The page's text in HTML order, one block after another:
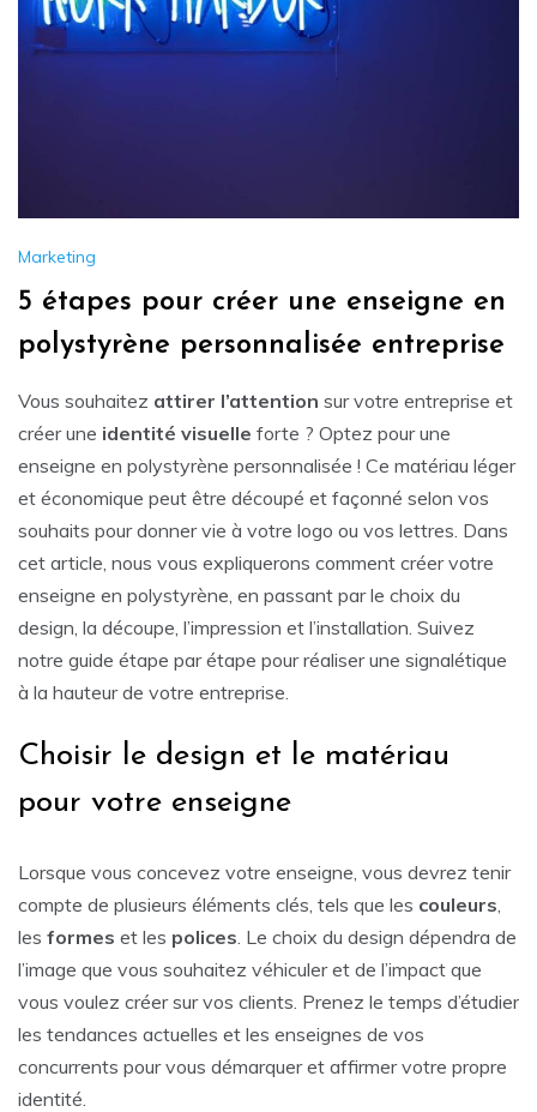
Marketing
5 étapes pour créer une enseigne en
polystyrène personnalisée entreprise
Vous souhaitez attirer l’attention sur votre entreprise et
créer une identité visuelle forte ? Optez pour une
enseigne en polystyrène personnalisée ! Ce matériau léger
et économique peut être découpé et façonné selon vos
souhaits pour donner vie à votre logo ou vos lettres. Dans
cet article, nous vous expliquerons comment créer votre
enseigne en polystyrène, en passant par le choix du
design, la découpe, l’impression et l’installation. Suivez
notre guide étape par étape pour réaliser une signalétique
à la hauteur de votre entreprise.
Choisir le design et le matériau
pour votre enseigne
Lorsque vous concevez votre enseigne, vous devrez tenir
compte de plusieurs éléments clés, tels que les couleurs
les formes et les polices . Le choix du design dépendra de
l’image que vous souhaitez véhiculer et de l’impact que
vous voulez créer sur vos clients. Prenez le temps d’étudier
les tendances actuelles et les enseignes de vos
concurrents pour vous démarquer et affirmer votre propre
identité.